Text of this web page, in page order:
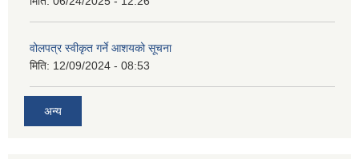
वोलपत्र स्वीकृत गर्ने आशयको सूचना
मिति: 12/09/2024 - 08:53
अन्य